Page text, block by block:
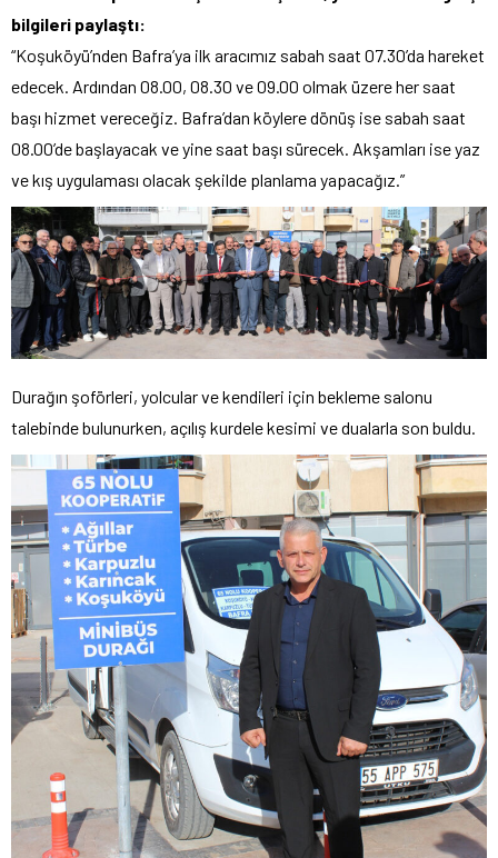
bilgileri paylaştı:
“Koşuköyü’nden Bafra’ya ilk aracımız sabah saat 07.30’da hareket
edecek. Ardından 08.00, 08.30 ve 09.00 olmak üzere her saat
başı hizmet vereceğiz. Bafra’dan köylere dönüş ise sabah saat
08.00’de başlayacak ve yine saat başı sürecek. Akşamları ise yaz
ve kış uygulaması olacak şekilde planlama yapacağız.”
Durağın şoförleri, yolcular ve kendileri için bekleme salonu
talebinde bulunurken, açılış kurdele kesimi ve dualarla son buldu.